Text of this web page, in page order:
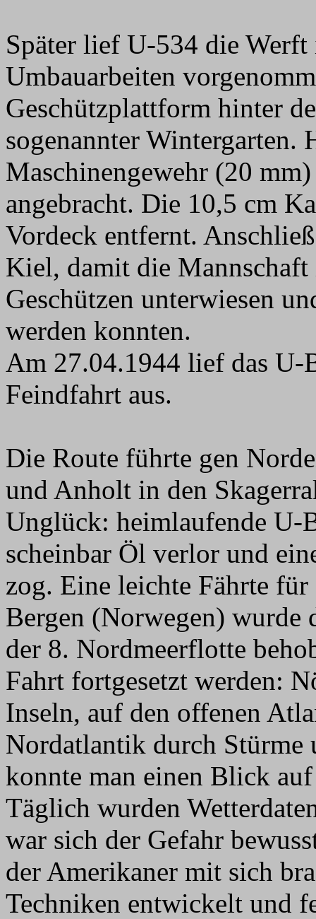
Später lief U-534 die
Umbauarbeiten
Geschützplattform hinter
sogenannter
Maschinengewehr (20
angebracht. Die 10,5 cm
Vordeck entfernt.
Kiel, damit die
Geschützen unterwiesen
werden konnten.
Am 27.04.1944 lief das U-
Feindfahrt aus.
Die Route führte gen
und Anholt in den
Unglück: heimlaufende U-
scheinbar Öl verlor und
zog. Eine leichte Fährte
Bergen (Norwegen) wurde
der 8. Nordmeerflotte
Fahrt fortgesetzt werden:
Inseln, auf den offenen
Nordatlantik durch Stürme
konnte man einen Blick
Täglich wurden
war sich der Gefahr
der Amerikaner mit sich
Techniken entwickelt und